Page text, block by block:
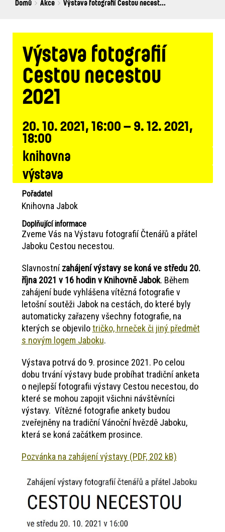
Breadcrumbs
You
Domů Akce Výstava fotografií Cestou necest...
Výstava fotografií
Cestou necestou
2021
20. 10. 2021, 16:00 – 9. 12. 2021,
18:00
knihovna
výstava
Pořadatel
Knihovna Jabok
Doplňující informace
Zveme Vás na Výstavu fotografií Čtenářů a přátel
Jaboku Cestou necestou.
Slavnostnízahájení výstavy se koná ve středu 20.
října 2021 v 16 hodin v Knihovně Jabok. Během
zahájení bude vyhlášena vítězná fotografie v
letošní soutěži Jabok na cestách, do které byly
automaticky zařazeny všechny fotografie, na
kterých se objevilotričko, hrneček či jiný předmět
s novým logem Jaboku.
Výstava potrvá do 9. prosince 2021. Po celou
dobu trvání výstavy bude probíhat tradiční anketa
o nejlepší fotografii výstavy Cestou necestou, do
které se mohou zapojit všichni návštěvníci
výstavy. Vítězné fotografie ankety budou
zveřejněny na tradiční Vánoční hvězdě Jaboku,
která se koná začátkem prosince.
Pozvánka na zahájení výstavy (PDF, 202 kB)